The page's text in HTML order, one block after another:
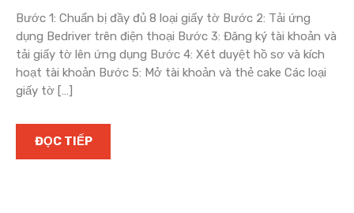
Bước 1: Chuẩn bị đầy đủ 8 loại giấy tờ Bước 2: Tải ứng
dụng Bedriver trên điện thoại Bước 3: Đăng ký tài khoản và
tải giấy tờ lên ứng dụng Bước 4: Xét duyệt hồ sơ và kích
hoạt tài khoản Bước 5: Mở tài khoản và thẻ cake Các loại
giấy tờ […]
ĐỌC TIẾP